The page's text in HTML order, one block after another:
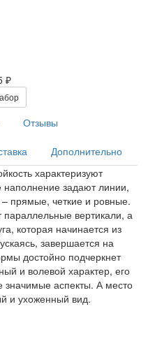
₽
Отзывы
Дополнительно
характеризуют
задают линии,
прямые, четкие и ровные.
вертикали, а
которая начинается из
завершается на
достойно подчеркнет
и волевой характер, его
значимые аспекты. А место
и ухоженный вид.